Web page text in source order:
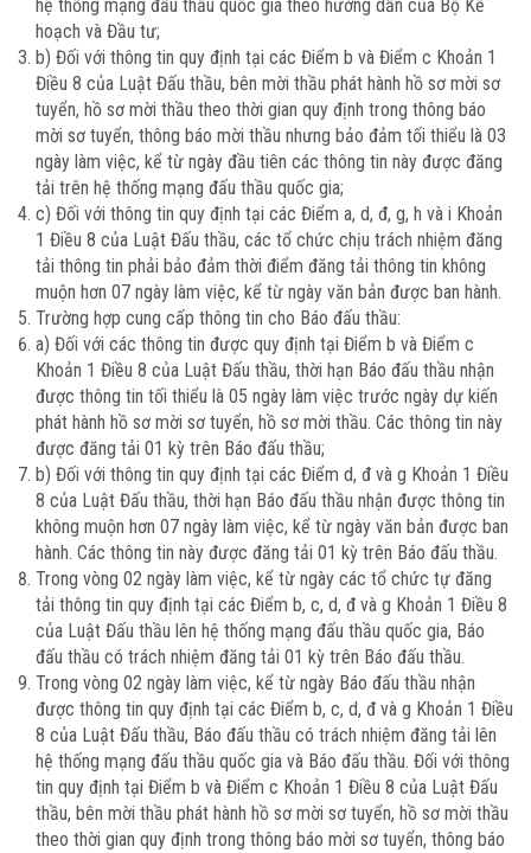
hệ thống mạng đấu thầu quốc gia theo hướng dẫn của Bộ Kế
hoạch và Đầu tư;
b) Đối với thông tin quy định tại các Điểm b và Điểm c Khoản 1
Điều 8 của Luật Đấu thầu, bên mời thầu phát hành hồ sơ mời sơ
tuyển, hồ sơ mời thầu theo thời gian quy định trong thông báo
mời sơ tuyển, thông báo mời thầu nhưng bảo đảm tối thiểu là 03
ngày làm việc, kể từ ngày đầu tiên các thông tin này được đăng
tải trên hệ thống mạng đấu thầu quốc gia;
c) Đối với thông tin quy định tại các Điểm a, d, đ, g, h và i Khoản
1 Điều 8 của Luật Đấu thầu, các tổ chức chịu trách nhiệm đăng
tải thông tin phải bảo đảm thời điểm đăng tải thông tin không
muộn hơn 07 ngày làm việc, kể từ ngày văn bản được ban hành.
Trường hợp cung cấp thông tin cho Báo đấu thầu:
a) Đối với các thông tin được quy định tại Điểm b và Điểm c
Khoản 1 Điều 8 của Luật Đấu thầu, thời hạn Báo đấu thầu nhận
được thông tin tối thiểu là 05 ngày làm việc trước ngày dự kiến
phát hành hồ sơ mời sơ tuyển, hồ sơ mời thầu. Các thông tin này
được đăng tải 01 kỳ trên Báo đấu thầu;
b) Đối với thông tin quy định tại các Điểm d, đ và g Khoản 1 Điều
8 của Luật Đấu thầu, thời hạn Báo đấu thầu nhận được thông tin
không muộn hơn 07 ngày làm việc, kể từ ngày văn bản được ban
hành. Các thông tin này được đăng tải 01 kỳ trên Báo đấu thầu.
Trong vòng 02 ngày làm việc, kể từ ngày các tổ chức tự đăng
tải thông tin quy định tại các Điểm b, c, d, đ và g Khoản 1 Điều 8
của Luật Đấu thầu lên hệ thống mạng đấu thầu quốc gia, Báo
đấu thầu có trách nhiệm đăng tải 01 kỳ trên Báo đấu thầu.
Trong vòng 02 ngày làm việc, kể từ ngày Báo đấu thầu nhận
được thông tin quy định tại các Điểm b, c, d, đ và g Khoản 1 Điều
8 của Luật Đấu thầu, Báo đấu thầu có trách nhiệm đăng tải lên
hệ thống mạng đấu thầu quốc gia và Báo đấu thầu. Đối với thông
tin quy định tại Điểm b và Điểm c Khoản 1 Điều 8 của Luật Đấu
thầu, bên mời thầu phát hành hồ sơ mời sơ tuyển, hồ sơ mời thầu
theo thời gian quy định trong thông báo mời sơ tuyển, thông báo